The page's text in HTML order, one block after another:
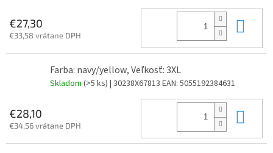
€27,30
€33,58 vrátane DPH
Farba: navy/yellow, Veľkosť: 3XL
Skladom (>5 ks) | 30238X67813 EAN: 5055192384631
€28,10
€34,56 vrátane DPH